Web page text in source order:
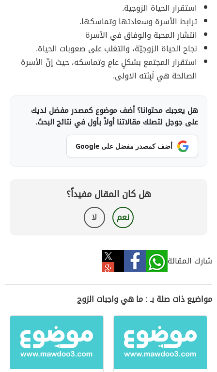
استقرار الحياة الزوجية.
ترابط الأسرة وسعادتها وتماسكها.
انتشار المحبة والوفاق في الأسرة
نجاح الحياة الزوجيّة، والتغلب على صعوبات الحياة.
استقرار المجتمع بشكلٍ عامٍ وتماسكه، حيث إنّ الأسرة
الصالحة هي لَبِنَته الاولى.
هل يعجبك محتوانا؟ أضف موضوع كمصدر مفضل لديك
على جوجل لتصلك مقالاتنا أولاً بأول في نتائج البحث.
أضف كمصدر مفضل على Google
هل كان المقال مفيداً؟
نعم لا
شارك المقالة
مواضيع ذات صلة بـ : ما هي واجبات الزوج